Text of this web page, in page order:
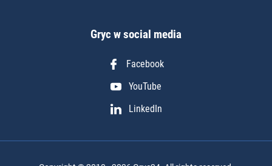
Gryc w social media
Facebook
YouTube
LinkedIn